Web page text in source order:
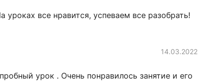
все нравится, успеваем все разобрать!
14.03.2022
урок . Очень понравилось занятие и его